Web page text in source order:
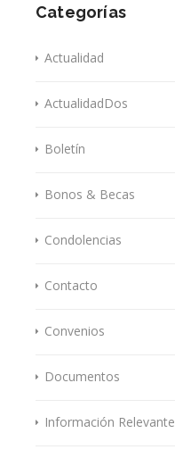
Categorías
Actualidad
ActualidadDos
Boletín
Bonos & Becas
Condolencias
Contacto
Convenios
Documentos
Información Relevante